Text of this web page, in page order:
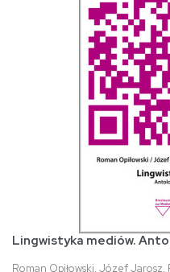
Lingwistyka mediów.
Roman Opiłowski, Józef Jarosz,